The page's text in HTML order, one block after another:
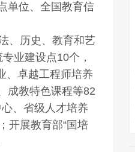
单位、全国教育信
、历史、教育和艺
业建设点10个，
、卓越工程师培养
成教特色课程等82
、省级人才培养
开展教育部“国培